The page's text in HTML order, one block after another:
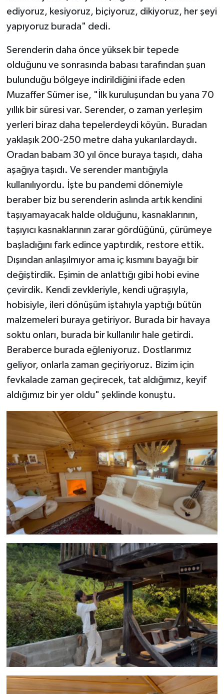
ediyoruz, kesiyoruz, biçiyoruz, dikiyoruz, her şeyi
yapıyoruz burada" dedi.
Serenderin daha önce yüksek bir tepede
olduğunu ve sonrasında babası tarafından şuan
bulunduğu bölgeye indirildiğini ifade eden
Muzaffer Sümer ise, "İlk kuruluşundan bu yana 70
yıllık bir süresi var. Serender, o zaman yerleşim
yerleri biraz daha tepelerdeydi köyün. Buradan
yaklaşık 200-250 metre daha yukarılardaydı.
Oradan babam 30 yıl önce buraya taşıdı, daha
aşağıya taşıdı. Ve serender mantığıyla
kullanılıyordu. İşte bu pandemi dönemiyle
beraber biz bu serenderin aslında artık kendini
taşıyamayacak halde olduğunu, kasnaklarının,
taşıyıcı kasnaklarının zarar gördüğünü, çürümeye
başladığını fark edince yaptırdık, restore ettik.
Dışından anlaşılmıyor ama iç kısmını bayağı bir
değiştirdik. Eşimin de anlattığı gibi hobi evine
çevirdik. Kendi zevkleriyle, kendi uğraşıyla,
hobisiyle, ileri dönüşüm iştahıyla yaptığı bütün
malzemeleri buraya getiriyor. Burada bir havaya
soktu onları, burada bir kullanılır hale getirdi.
Beraberce burada eğleniyoruz. Dostlarımız
geliyor, onlarla zaman geçiriyoruz. Bizim için
fevkalade zaman geçirecek, tat aldığımız, keyif
aldığımız bir yer oldu" şeklinde konuştu.